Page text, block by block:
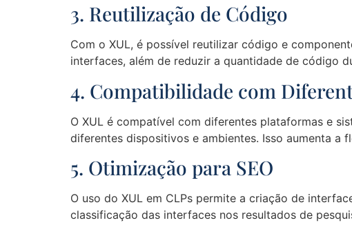
3. Reutilização de Código
Com o XUL, é possível reutilizar código e
interfaces, além de reduzir a quantidade de código
4. Compatibilidade com
O XUL é compatível com diferentes plataformas e
diferentes dispositivos e ambientes. Isso aumenta a
5. Otimização para SEO
O uso do XUL em CLPs permite a criação de
classificação das interfaces nos resultados de